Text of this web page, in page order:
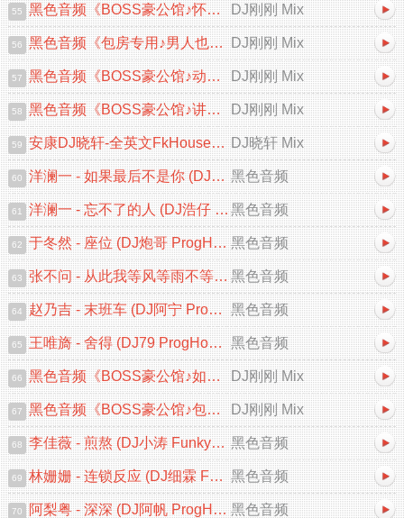
55 黑色音频《BOSS豪公馆♪怀恋之夜♪英文跳舞大碟V2》DJ刚刚 Mix DJ刚刚 Mix
56 黑色音频《包房专用♪男人也会为爱流泪♪中文跳舞大碟V2》DJ刚刚 Mix DJ刚刚 Mix
57 黑色音频《BOSS豪公馆♪动了情的人♪中文跳舞大碟V2》DJ刚刚 Mix DJ刚刚 Mix
58 黑色音频《BOSS豪公馆♪讲不出再见♪粤语跳舞大碟》DJ刚刚 Mix DJ刚刚 Mix
59 安康DJ晓轩-全英文FkHouse音乐精心打造高端产幻握紧扶手直冲云霄柬缅泰包房... DJ晓轩 Mix
60 洋澜一 - 如果最后不是你 (DJ小九 ProgHouse Remix) 黑色音频
61 洋澜一 - 忘不了的人 (DJ浩仔 ProgHouse Remix 2025)黑色音频
62 于冬然 - 座位 (DJ炮哥 ProgHouse Remix 2025)V2 黑色音频
63 张不问 - 从此我等风等雨不等你 (DJ浩仔 ProgHouse Remix) 黑色音频
64 赵乃吉 - 末班车 (DJ阿宁 ProgHouse Remix 2025) 黑色音频
65 王唯旖 - 舍得 (DJ79 ProgHouse Remix 2025) 黑色音频
66 黑色音频《BOSS豪公馆♪如果最后不是你♪中文跳舞大碟V2》DJ刚刚 Mix DJ刚刚 Mix
67 黑色音频《BOSS豪公馆♪包房专用♪中文跳舞大碟V2》DJ刚刚 Mix DJ刚刚 Mix
68 李佳薇 - 煎熬 (DJ小涛 FunkyHouse Remix 2025) 黑色音频
69 林姗姗 - 连锁反应 (DJ细霖 FunkyHouse Remix 2025)粤语 黑色音频
70 阿梨粤 - 深深 (DJ阿帆 ProgHouse Remix 2025)粤语 黑色音频